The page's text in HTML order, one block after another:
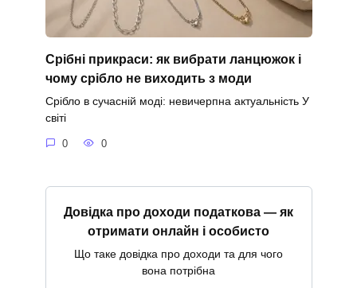
Срібні прикраси: як вибрати ланцюжок і
чому срібло не виходить з моди
Срібло в сучасній моді: невичерпна актуальність У
світі
0 0
Довідка про доходи податкова — як
отримати онлайн і особисто
Що таке довідка про доходи та для чого
вона потрібна